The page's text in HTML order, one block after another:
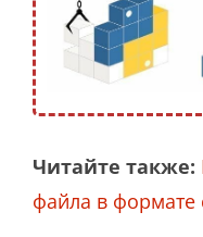
Читайте также:
файла в формате